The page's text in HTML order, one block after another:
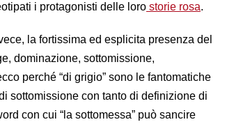
i protagonisti delle loro storie rosa.
la fortissima ed esplicita presenza del
dominazione, sottomissione,
perché “di grigio” sono le fantomatiche
sottomissione con tanto di definizione di
con cui “la sottomessa” può sancire